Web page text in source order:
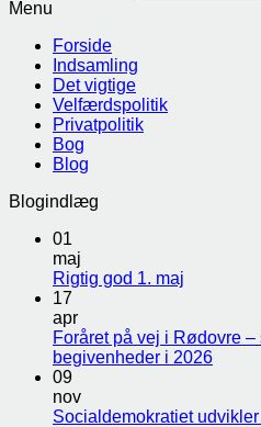
Menu
Forside
Indsamling
Det vigtige
Velfærdspolitik
Privatpolitik
Bog
Blog
Blogindlæg
01
maj
Rigtig god 1. maj
17
apr
Foråret på vej i Rødovre
begivenheder i 2026
09
nov
Socialdemokratiet